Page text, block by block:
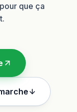
que ça